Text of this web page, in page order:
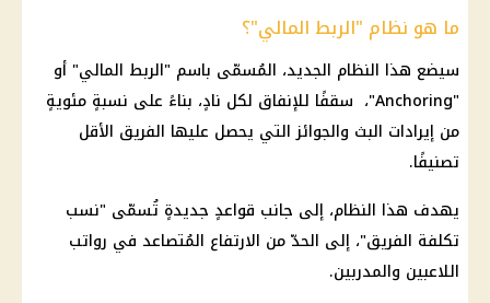
ما هو نظام "الربط المالي"؟
سيضع هذا النظام الجديد، المُسمّى باسم "الربط المالي" أو
"Anchoring"، سقفًا للإنفاق لكل نادٍ، بناءً على نسبةٍ مئويةٍ
من إيرادات البث والجوائز التي يحصل عليها الفريق الأقل
تصنيفًا.
يهدف هذا النظام، إلى جانب قواعدٍ جديدةٍ تُسمّى "نسب
تكلفة الفريق"، إلى الحدّ من الارتفاع المُتصاعد في رواتب
اللاعبين والمدربين.